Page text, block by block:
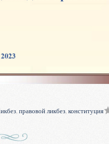
,правовой ликбез,конституция